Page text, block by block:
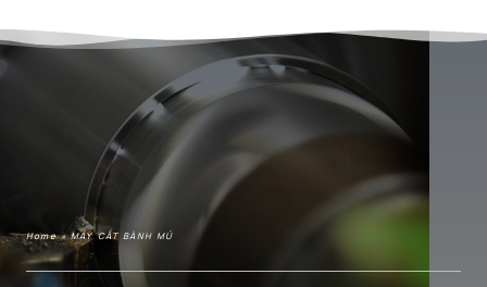
Home»MÁY CẮT BÀNH MỦ